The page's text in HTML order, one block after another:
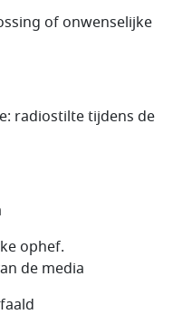
of onwenselijke
radiostilte tijdens de
ophef.
de media